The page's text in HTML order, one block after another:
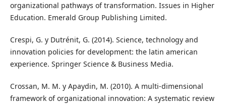
organizational pathways of transformation. Issues in Higher
Education. Emerald Group Publishing Limited.
Crespi, G. y Dutrénit, G. (2014). Science, technology and
innovation policies for development: the latin american
experience. Springer Science & Business Media.
Crossan, M. M. y Apaydin, M. (2010). A multi‐dimensional
framework of organizational innovation: A systematic review